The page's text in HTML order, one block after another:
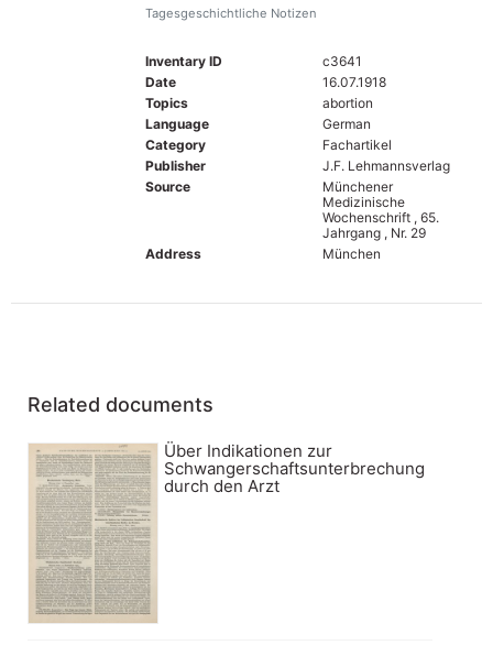
Tagesgeschichtliche Notizen
Inventary ID
c3641
Date
16.07.1918
Topics
abortion
Language
German
Category
Fachartikel
Publisher
J.F. Lehmannsverlag
Source
Münchener
Medizinische
Wochenschrift , 65.
Jahrgang , Nr. 29
Address
München
Related documents
Über Indikationen zur
Schwangerschaftsunterbrechung
durch den Arzt